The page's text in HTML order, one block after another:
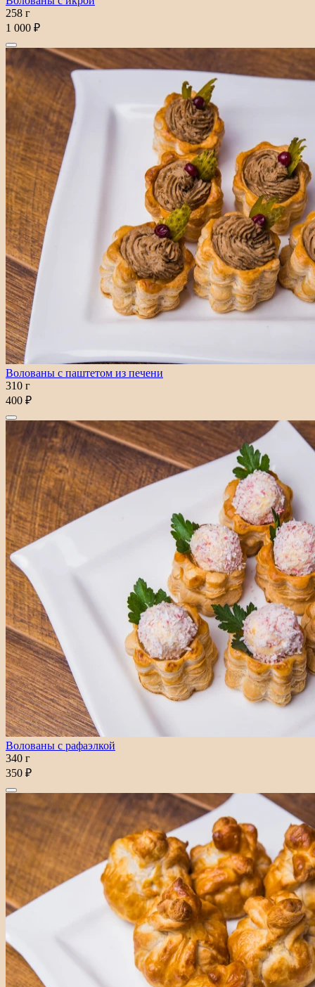
258 г
1 000 ₽
Волованы с паштетом из печени
310 г
400 ₽
Волованы с рафаэлкой
340 г
350 ₽